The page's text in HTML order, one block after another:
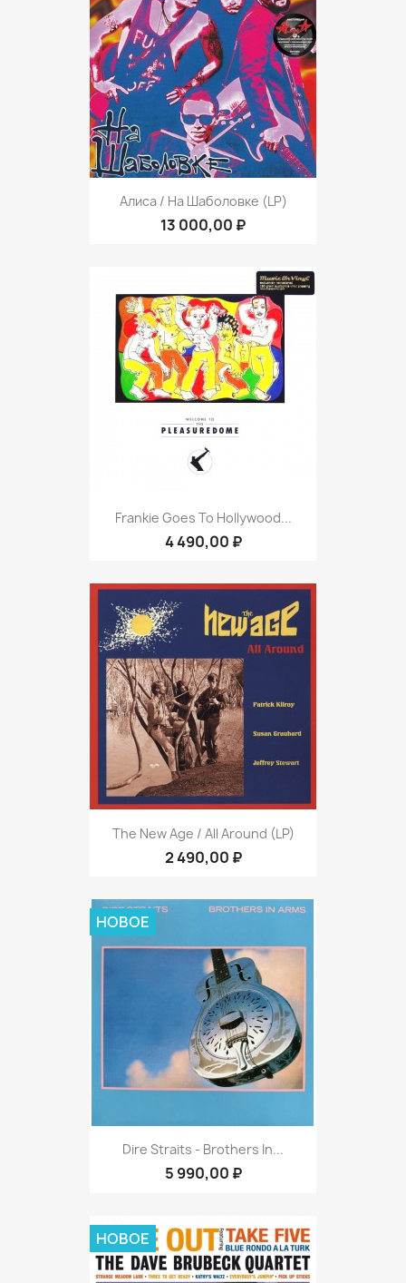
Алиса / На Шаболовке (LP)
13 000,00 ₽
Frankie Goes To Hollywood...
4 490,00 ₽
The New Age ‎/ All Around (LP)
2 490,00 ₽
Dire Straits - Brothers In...
5 990,00 ₽
НОВОЕ
НОВОЕ